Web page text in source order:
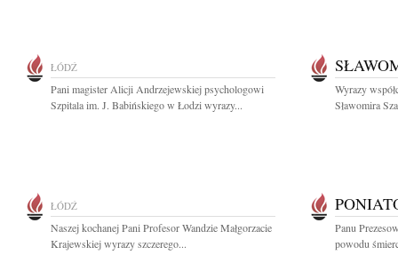
ŁÓDŹ
Pani magister Alicji Andrzejewskiej psychologowi
Szpitala im. J. Babińskiego w Łodzi wyrazy...
Wyrazy
Sławomira
ŁÓDŹ
Naszej kochanej Pani Profesor Wandzie Małgorzacie
Krajewskiej wyrazy szczerego...
Panu
powodu